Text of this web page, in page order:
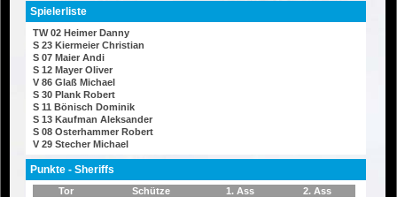
Spielerliste
TW 02 Heimer Danny
S 23 Kiermeier Christian
S 07 Maier Andi
S 12 Mayer Oliver
V 86 Glaß Michael
S 30 Plank Robert
S 11 Bönisch Dominik
S 13 Kaufman Aleksander
S 08 Osterhammer Robert
V 29 Stecher Michael
Punkte - Sheriffs
Tor Schütze 1. Ass
2. Ass